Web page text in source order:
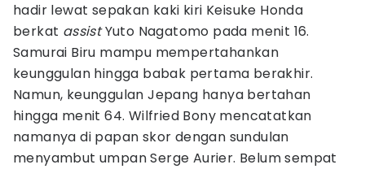
hadir lewat sepakan kaki kiri Keisuke Honda
berkat assistYuto Nagatomo pada menit 16.
Samurai Biru mampu mempertahankan
keunggulan hingga babak pertama berakhir.
Namun, keunggulan Jepang hanya bertahan
hingga menit 64. Wilfried Bony mencatatkan
namanya di papan skor dengan sundulan
menyambut umpan Serge Aurier. Belum sempat